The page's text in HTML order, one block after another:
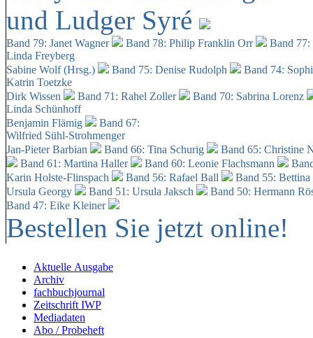
und Ludger Syré
Band 79: Janet Wagner Band 78: Philip Franklin Orr
Band
Linda Freyberg
Sabine Wolf (Hrsg.)
Band 75: Denise Rudolph
Band 74:
Katrin Toetzke
Dirk Wissen
Band 71: Rahel Zoller
Band 70: Sabrina Lorenz
Linda Schünhoff
Benjamin Flämig
Band 67:
Wilfried Sühl-Strohmenger
Jan-Pieter Barbian
Band 66: Tina Schurig
Band 65: Christine
Band 61: Martina Haller
Band 60: Leonie Flachsmann
Karin Holste-Flinspach
Band 56: Rafael Ball
Band 55:
Ursula Georgy
Band 51: Ursula Jaksch Band 50: Hermann
Band 47: Eike Kleiner
Bestellen Sie jetzt online!
Aktuelle Ausgabe
Archiv
fachbuchjournal
Zeitschrift IWP
Mediadaten
Abo / Probeheft